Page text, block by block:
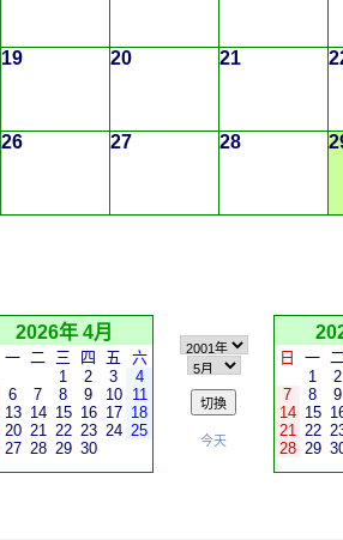
19 20 21
26 27 28
2026年 4月
一 二 三 四 五
六
1
2 3
4
6 7 8 9 10
11
13 14 15 16 17 18
20 21 22 23 24 25
27 28 29 30 今天
日 一
1
2
7
8 9
14 15
21 22
28 29